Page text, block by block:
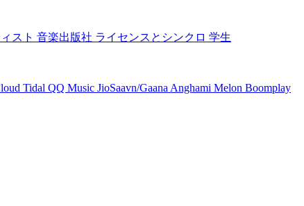
スト 音楽出版社 ライセンスとシンクロ 学生
Tidal QQ Music JioSaavn/Gaana Anghami Melon Boomplay